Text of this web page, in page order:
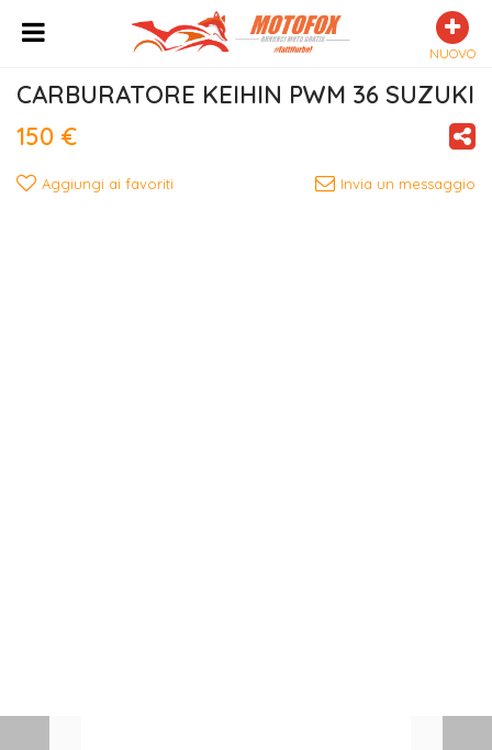
NUOVO
CARBURATORE KEIHIN PWM 36 SUZUKI
150 €
Aggiungi ai favoriti Invia un messaggio